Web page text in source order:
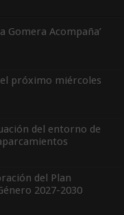
Gomera Acompaña’
próximo miércoles
del entorno de
del Plan
2027-2030